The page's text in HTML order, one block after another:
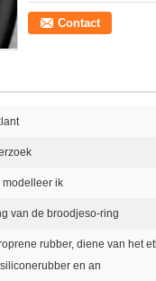
Contact
modelleer ik
van de broodjeso-ring
rubber, diene van het
en an